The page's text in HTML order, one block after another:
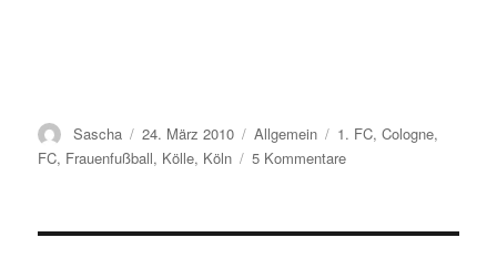
Autor
Sascha
Veröffentlicht
am
24. März 2010 Kategorien
Allgemein Schlagwörter
1. FC,Cologne,
FC, Frauenfußball, Kölle, Köln 5 Kommentarezu